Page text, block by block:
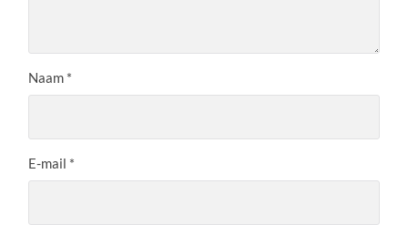
Naam *
E-mail *